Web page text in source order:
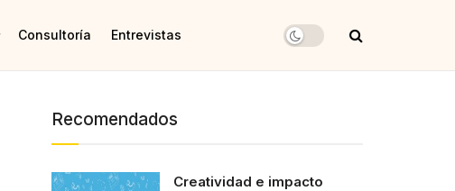
Consultoría Entrevistas
Recomendados
Creatividad e impacto